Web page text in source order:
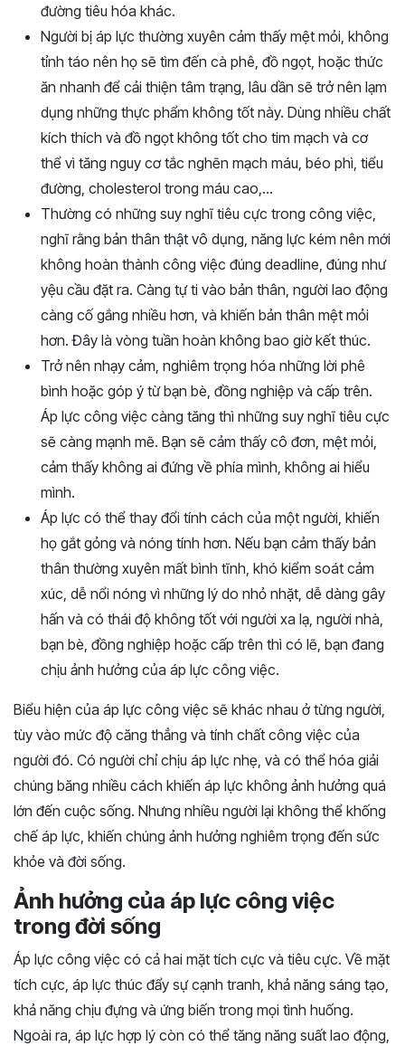
đường tiêu hóa khác.
Người bị áp lực thường xuyên cảm thấy mệt mỏi, không
tỉnh táo nên họ sẽ tìm đến cà phê, đồ ngọt, hoặc thức
ăn nhanh để cải thiện tâm trạng, lâu dần sẽ trở nên lạm
dụng những thực phẩm không tốt này. Dùng nhiều chất
kích thích và đồ ngọt không tốt cho tim mạch và cơ
thể vì tăng nguy cơ tắc nghẽn mạch máu, béo phì, tiểu
đường, cholesterol trong máu cao,…
Thường có những suy nghĩ tiêu cực trong công việc,
nghĩ rằng bản thân thật vô dụng, năng lực kém nên mới
không hoàn thành công việc đúng deadline, đúng như
yệu cầu đặt ra. Càng tự ti vào bản thân, người lao động
càng cố gắng nhiều hơn, và khiến bản thân mệt mỏi
hơn. Đây là vòng tuần hoàn không bao giờ kết thúc.
Trở nên nhạy cảm, nghiêm trọng hóa những lời phê
bình hoặc góp ý từ bạn bè, đồng nghiệp và cấp trên.
Áp lực công việc càng tăng thì những suy nghĩ tiêu cực
sẽ càng mạnh mẽ. Bạn sẽ cảm thấy cô đơn, mệt mỏi,
cảm thấy không ai đứng về phía mình, không ai hiểu
mình.
Áp lực có thể thay đổi tính cách của một người, khiến
họ gắt gỏng và nóng tính hơn. Nếu bạn cảm thấy bản
thân thường xuyên mất bình tĩnh, khó kiểm soát cảm
xúc, dễ nổi nóng vì những lý do nhỏ nhặt, dễ dàng gây
hấn và có thái độ không tốt với người xa lạ, người nhà,
bạn bè, đồng nghiệp hoặc cấp trên thì có lẽ, bạn đang
chịu ảnh hưởng của áp lực công việc.
Biểu hiện của áp lực công việc sẽ khác nhau ở từng người,
tùy vào mức độ căng thẳng và tính chất công việc của
người đó. Có người chỉ chịu áp lực nhẹ, và có thể hóa giải
chúng băng nhiều cách khiến áp lực không ảnh hưởng quá
lớn đến cuộc sống. Nhưng nhiều người lại không thể khống
chế áp lực, khiến chúng ảnh hưởng nghiêm trọng đến sức
khỏe và đời sống.
Ảnh hưởng của áp lực công việc
trong đời sống
Áp lực công việc có cả hai mặt tích cực và tiêu cực. Về mặt
tích cực, áp lực thúc đẩy sự cạnh tranh, khả năng sáng tạo,
khả năng chịu đựng và ứng biến trong mọi tình huống.
Ngoài ra, áp lực hợp lý còn có thể tăng năng suất lao động,